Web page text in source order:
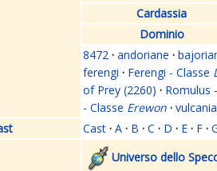
Cardassia
Dominio
8472 · andoriane ·
ferengi · Ferengi - Classe
of Prey (2260) · Romulus
- Classe Erewon ·
Cast · A · B · C · D · E · F ·
Universo dello